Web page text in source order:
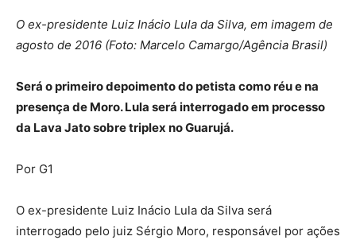
O ex-presidente Luiz Inácio Lula da Silva, em imagem de
agosto de 2016 (Foto: Marcelo Camargo/Agência Brasil)
Será o primeiro depoimento do petista como réu e na
presença de Moro. Lula será interrogado em processo
da Lava Jato sobre triplex no Guarujá.
Por G1
O ex-presidente Luiz Inácio Lula da Silva será
interrogado pelo juiz Sérgio Moro, responsável por ações